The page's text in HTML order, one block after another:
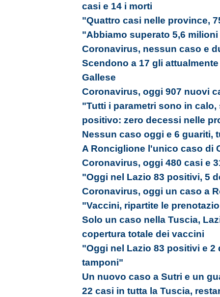
casi e 14 i morti
"Quattro casi nelle province,
"Abbiamo superato 5,6
Coronavirus, nessun caso e
Scendono a 17 gli
Gallese
Coronavirus, oggi 907 nuovi
"Tutti i parametri sono in
positivo: zero decessi nelle
Nessun caso oggi e 6 guariti,
A Ronciglione l'unico caso di
Coronavirus, oggi 480 casi e
"Oggi nel Lazio 83 positivi, 5
Coronavirus, oggi un caso a
"Vaccini, ripartite le
Solo un caso nella Tuscia,
copertura totale dei vaccini
"Oggi nel Lazio 83 positivi e
tamponi"
Un nuovo caso a Sutri e un
22 casi in tutta la Tuscia,